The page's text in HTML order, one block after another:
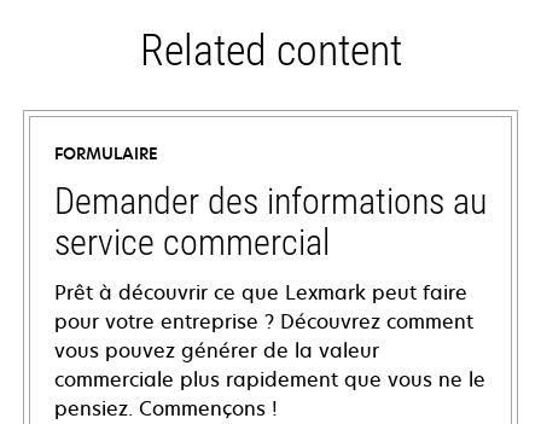
Related content
FORMULAIRE
Demander des informations au
service commercial
Prêt à découvrir ce que Lexmark peut faire
pour votre entreprise ? Découvrez comment
vous pouvez générer de la valeur
commerciale plus rapidement que vous ne le
pensiez. Commençons !